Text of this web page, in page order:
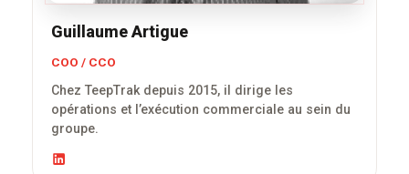
Guillaume Artigue
COO / CCO
Chez TeepTrak depuis 2015, il dirige les
opérations et l’exécution commerciale au sein du
groupe.